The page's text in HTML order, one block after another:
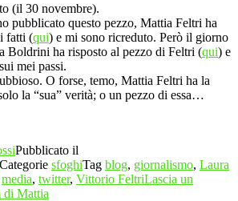
(il 30 novembre).
pubblicato questo pezzo, Mattia Feltri ha
fatti (qui) e mi sono ricreduto. Però il giorno
Boldrini ha risposto al pezzo di Feltri (qui) e
mei passi.
O forse, temo, Mattia Feltri ha la
la “sua” verità; o un pezzo di essa…
Pubblicato il
Categorie sfoghiTag blog, giornalismo, Laura
media, twitter, Vittorio FeltriLascia un
di Mattia